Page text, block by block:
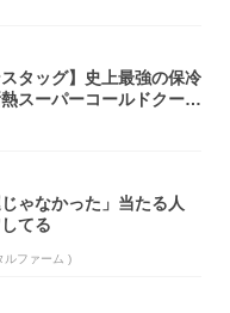
スタッグ】史上最強の保冷
スーパーコールドクーラ
じゃなかった」当たる人
てる
ルファーム )